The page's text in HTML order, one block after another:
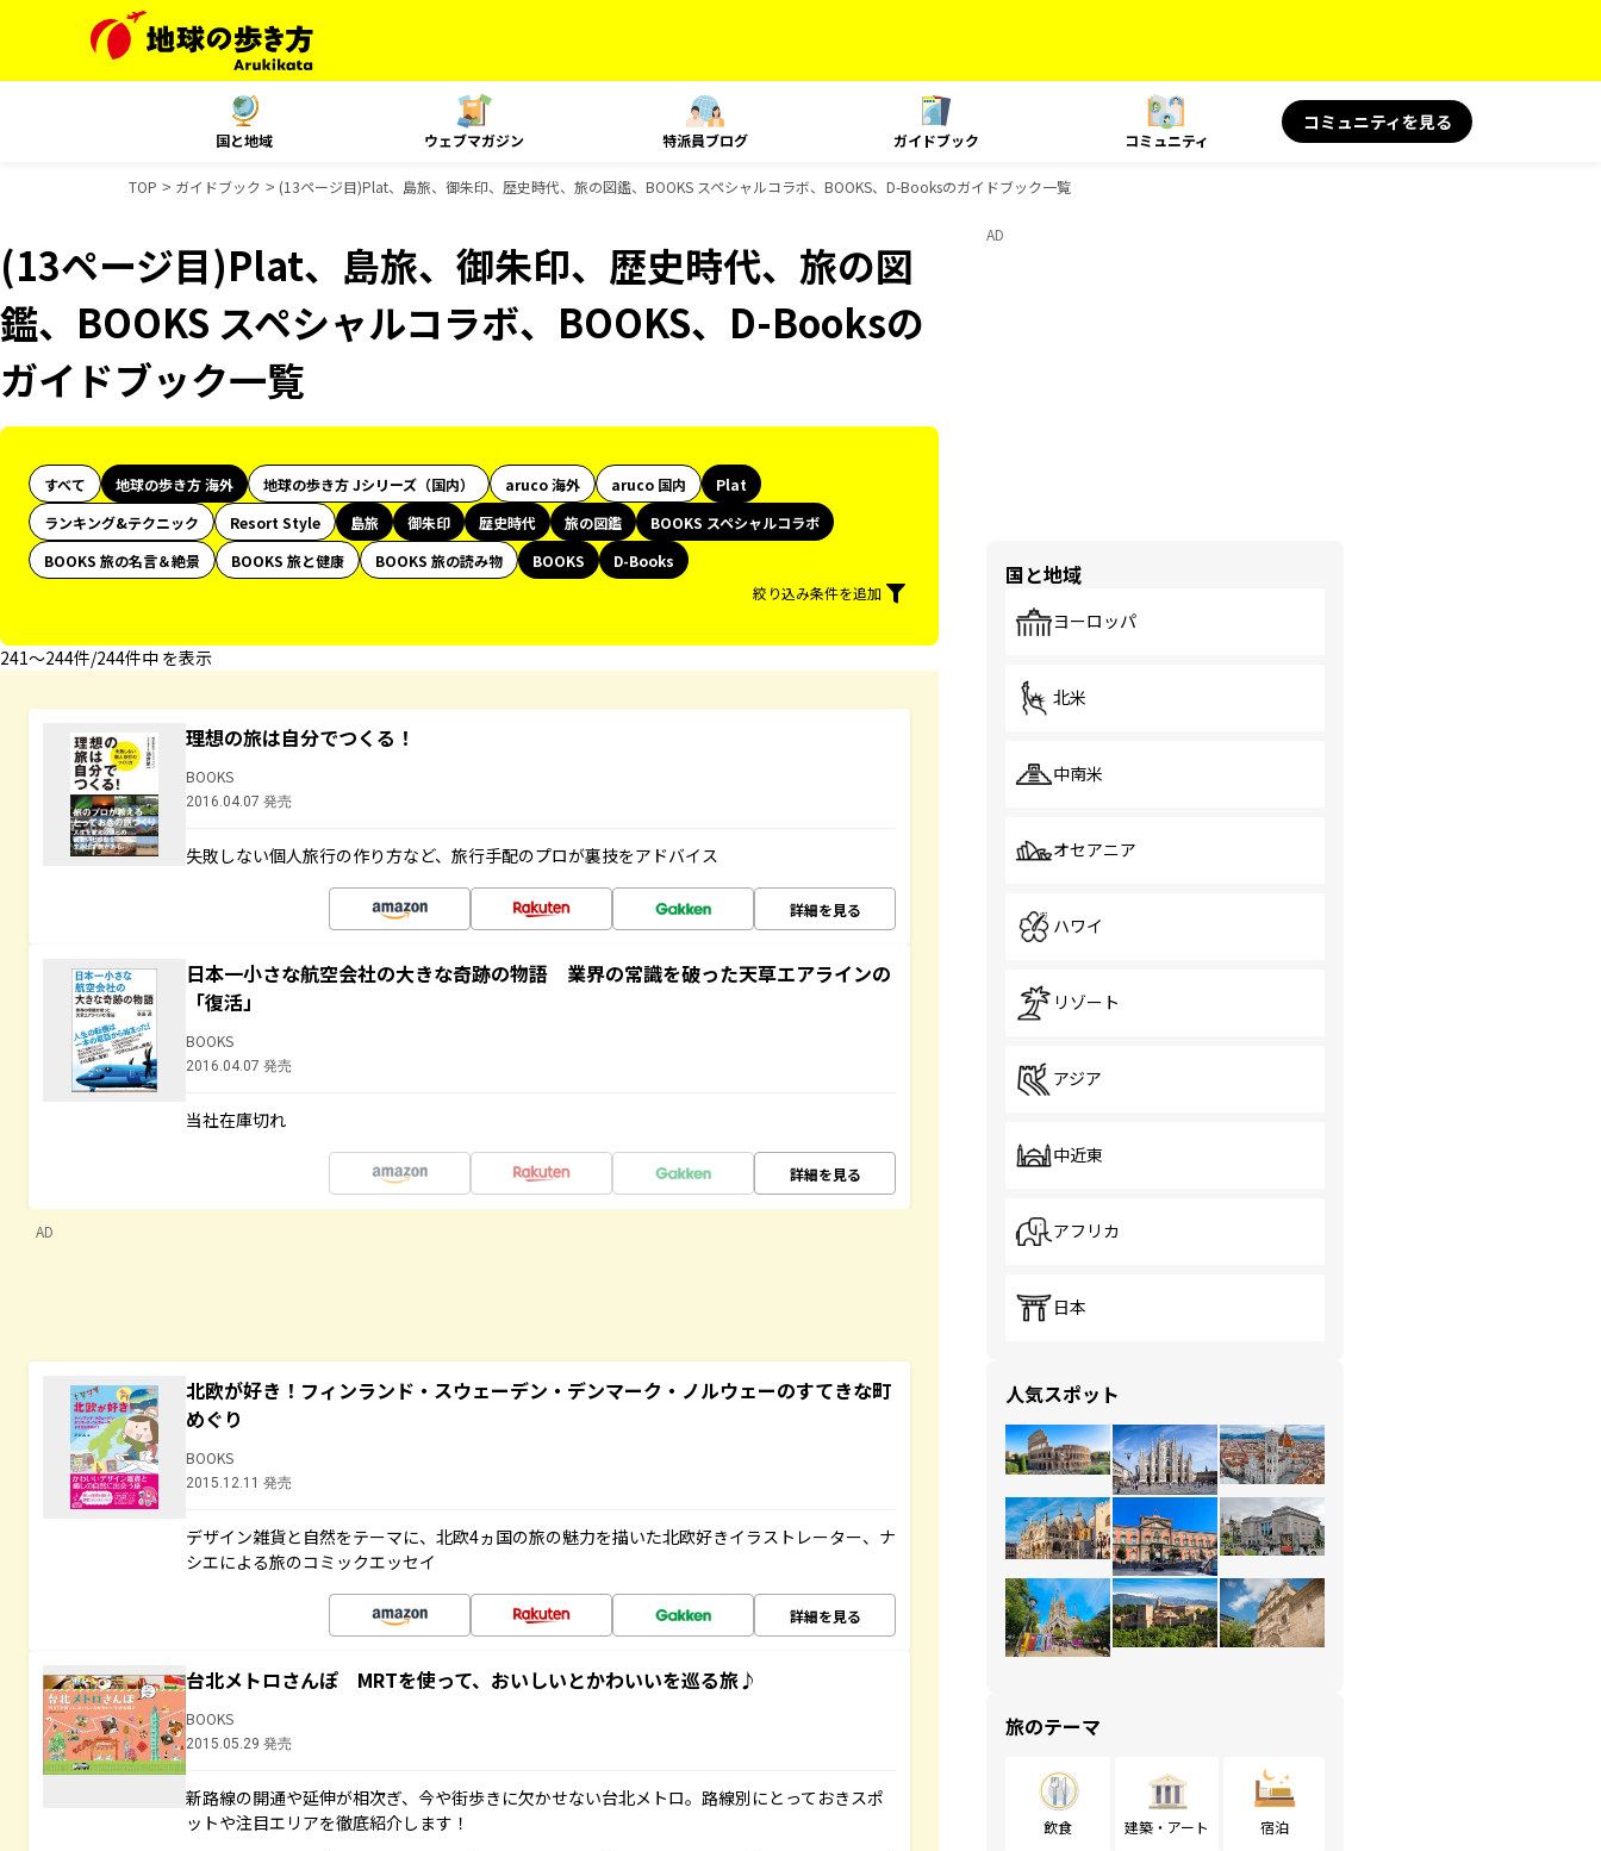
国と地域 ウェブマガジン 特派員ブログ ガイドブック コミュニティ
コミュニティを見る
TOP ガイドブック (13ページ目)Plat、島旅、御朱印、歴史時代、旅の図鑑、BOOKS スペシャルコラボ、BOOKS、D-Booksのガイドブック一覧
(13ページ目)Plat、島旅、御朱印、歴史時代、旅の図
鑑、BOOKS スペシャルコラボ、BOOKS、D-Booksの
ガイドブック一覧
すべて 地球の歩き方 海外 地球の歩き方 Jシリーズ（国内） aruco 海外 aruco 国内
Plat
ランキング&テクニック
Resort Style 島旅 御朱印 歴史時代 旅の図鑑
BOOKS スペシャルコラボ
BOOKS 旅の名言＆絶景
BOOKS 旅と健康 BOOKS 旅の読み物 BOOKS
D-Books
絞り込み条件を追加
241〜244件/244件中 を表示
理想の旅は自分でつくる！
BOOKS
2016.04.07 発売
失敗しない個人旅行の作り方など、旅行手配のプロが裏技をアドバイス
詳細を見る
日本一小さな航空会社の大きな奇跡の物語 業界の常識を破った天草エアラインの
「復活」
BOOKS
2016.04.07 発売
当社在庫切れ
詳細を見る
AD
北欧が好き！フィンランド・スウェーデン・デンマーク・ノルウェーのすてきな町
めぐり
BOOKS
2015.12.11 発売
デザイン雑貨と自然をテーマに、北欧4ヵ国の旅の魅力を描いた北欧好きイラストレーター、ナ
シエによる旅のコミックエッセイ
詳細を見る
台北メトロさんぽ MRTを使って、おいしいとかわいいを巡る旅♪
BOOKS
2015.05.29 発売
新路線の開通や延伸が相次ぎ、今や街歩きに欠かせない台北メトロ。路線別にとっておきスポ
ットや注目エリアを徹底紹介します！
AD
国と地域
ヨーロッパ
北米
中南米
オセアニア
ハワイ
リゾート
アジア
中近東
アフリカ
日本
人気スポット
旅のテーマ
飲食 建築・アート 宿泊